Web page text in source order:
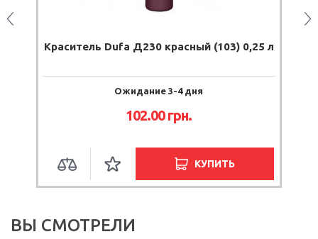
Краситель Dufa Д230 красный (103) 0,25 л
Ожидание 3-4 дня
102.00грн.
КУПИТЬ
ВЫ СМОТРЕЛИ